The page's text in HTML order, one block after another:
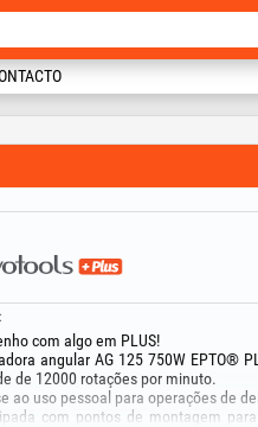
com algo em PLUS!
angular AG 125 750W EPTO®
de 12000 rotações por minuto.
ao uso pessoal para operações de
com pontos de montagem